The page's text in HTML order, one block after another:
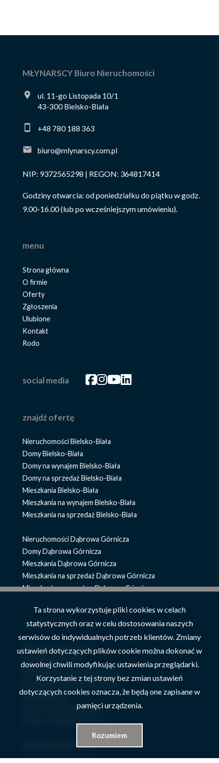
MŁYNARSCY Biuro Nieruchomości
ul. 11-go Listopada 10/1
43-300 Bielsko-Biała
+48 780 188 363
biuro@mlynarscy.com.pl
NIP: 9372565298 | REGON: 364817414
Godziny otwarcia: od poniedziałku do piątku w godz.
9.00-16.00 (lub po wcześniejszym umówieniu).
menu
Strona główna
O firmie
Oferty
Zgłoszenia
Ulubione
Kontakt
Rodo
social media Facebook
Facebook
Facebook
Facebook
znajdź ofertę
Nieruchomości Bielsko-Biała
Domy Bielsko-Biała
Domy na wynajem Bielsko-Biała
Domy na sprzedaż Bielsko-Biała
Mieszkania Bielsko-Biała
Mieszkania na wynajem Bielsko-Biała
Mieszkania na sprzedaż Bielsko-Biała
Nieruchomości Dąbrowa Górnicza
Domy Dąbrowa Górnicza
Mieszkania Dąbrowa Górnicza
Mieszkania na sprzedaż Dąbrowa Górnicza
Mieszkania na wynajem Dąbrowa Górnicza
znajdź ofertę
Nieruchomości Szczyrk
Mieszkania na sprzedaż Szczyrk
Domy Szczyrk
Domy na sprzedaż Szczyrk
Nieruchomości Żywiec
Ta strona wykorzystuje pliki cookies w celach
statystycznych oraz w celu dostosowania naszych
serwisów do indywidualnych potrzeb klientów. Zmiany
ustawień dotyczących plików cookie można dokonać w
dowolnej chwili modyfikując ustawienia przeglądarki.
Korzystanie z tej strony bez zmian ustawień
dotyczących cookies oznacza, że będą one zapisane w
pamięci urządzenia.
Rozumiem